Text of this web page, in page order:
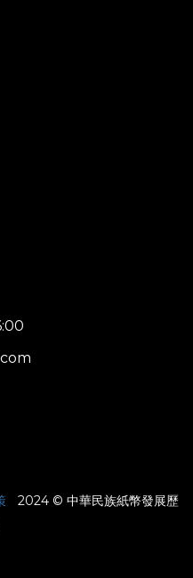
2024 © 中華民族紙幣發展歷